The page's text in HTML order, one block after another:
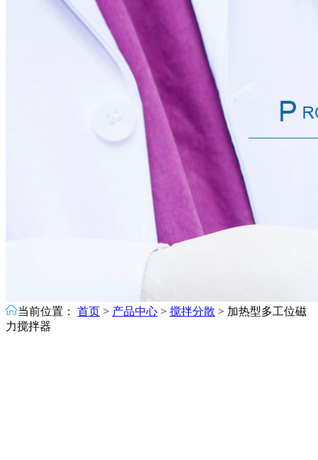
当前位置： 首页 > 产品中心 > 搅拌分散 > 加热型多工位磁
力搅拌器